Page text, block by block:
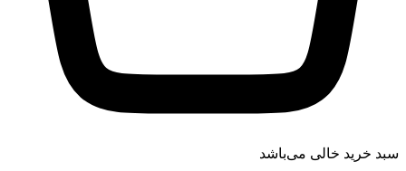
سبد خرید خالی می‌باشد